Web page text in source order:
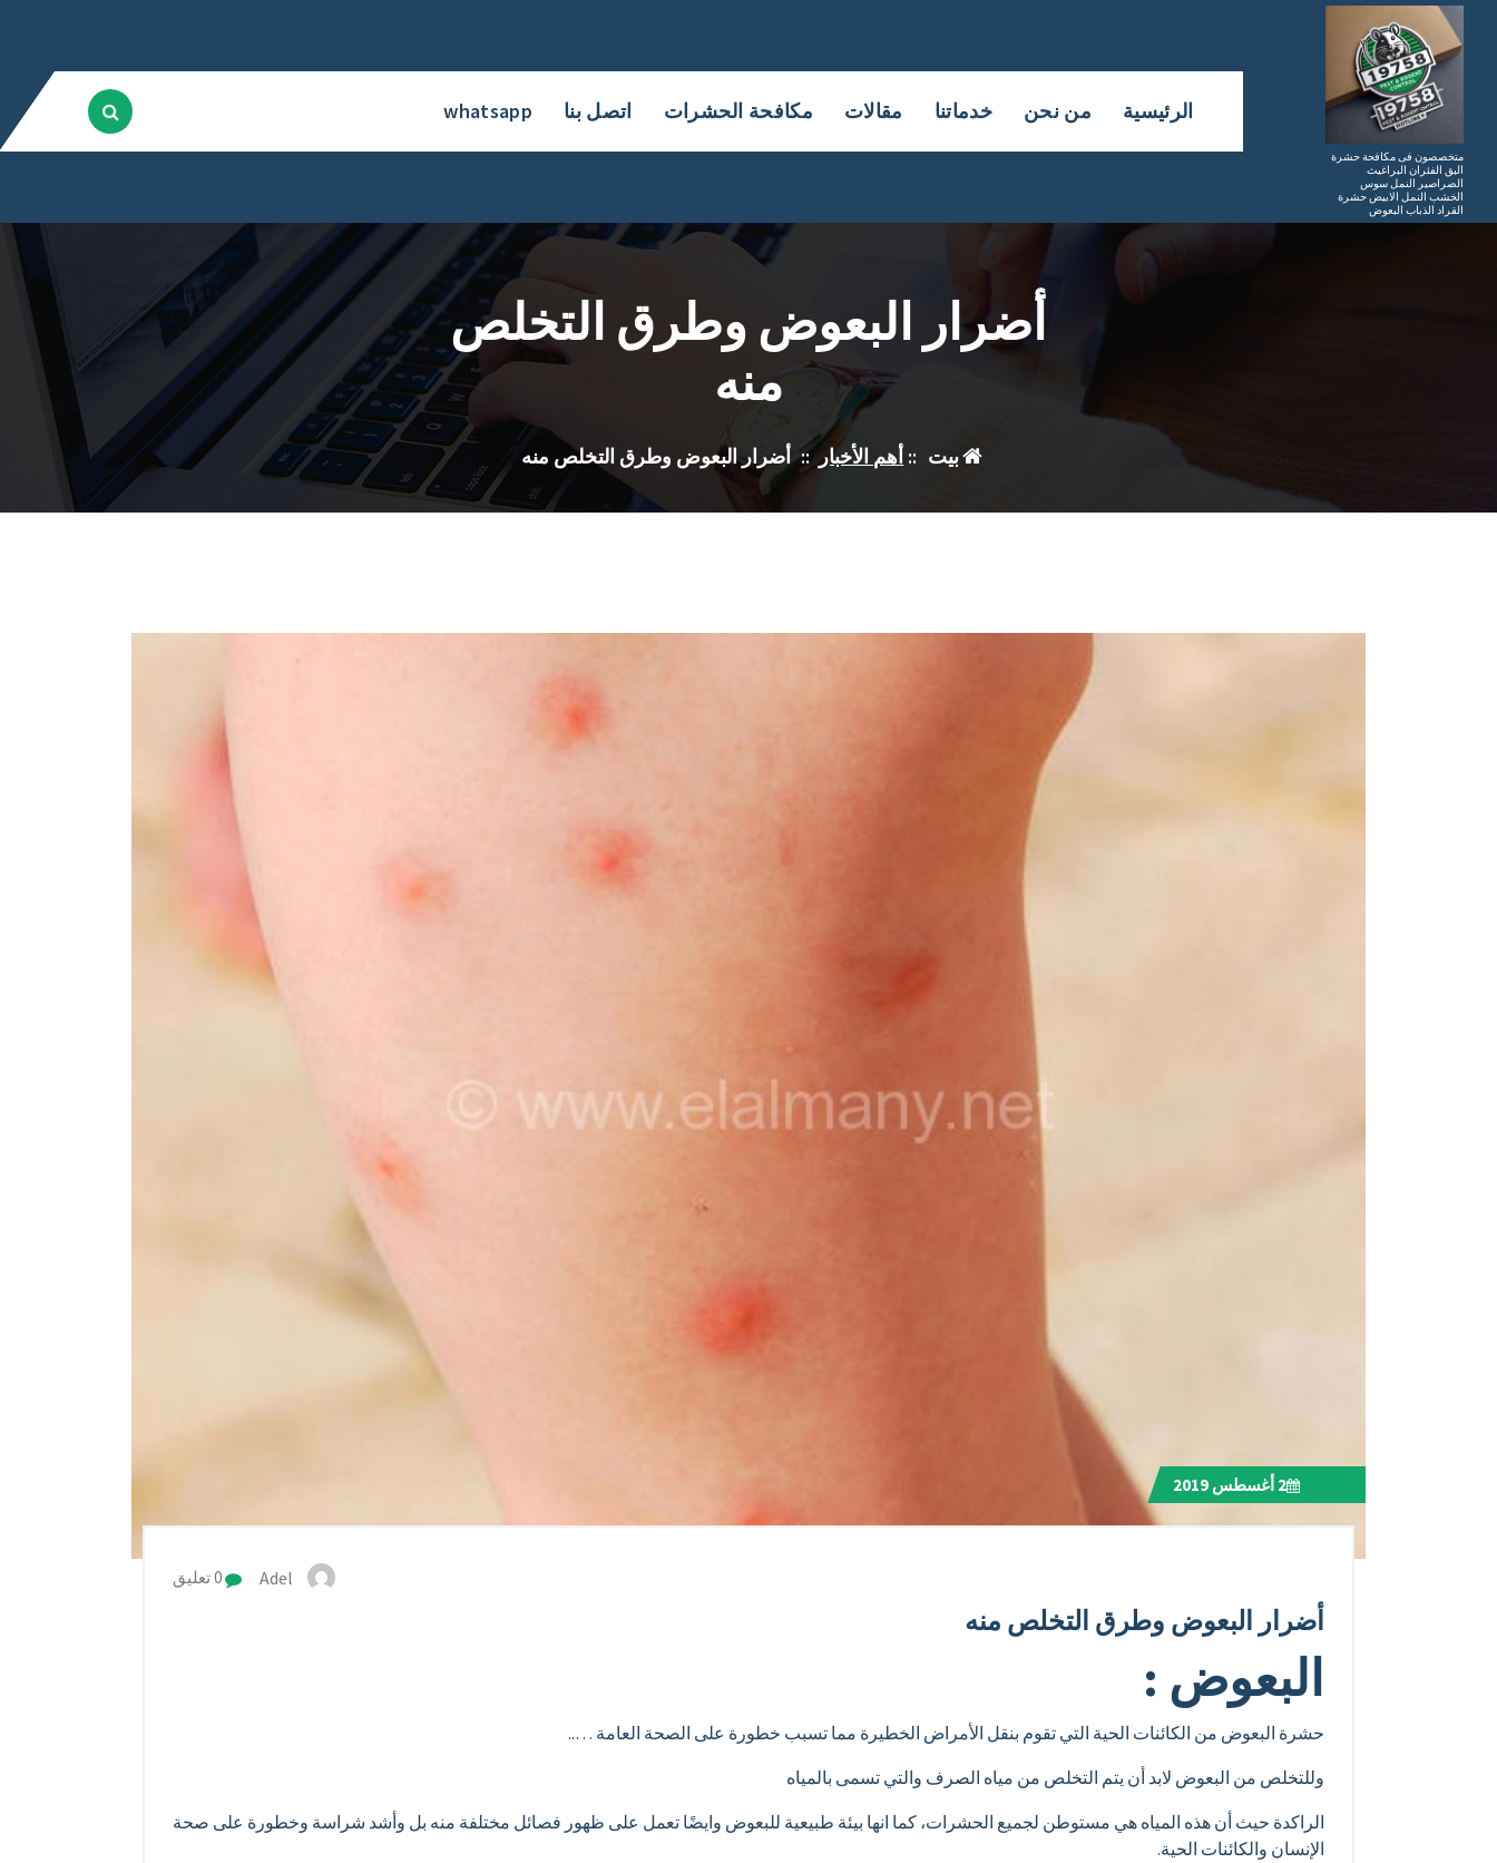
التجاوز
المحتوى
متخصصون فى مكافحة حشرة
البق الفئران البراغيث
الصراصير النمل سوس
الخشب النمل الابيض حشرة
القراد الذباب البعوض
الرئيسية من نحن خدماتنا مقالات مكافحة الحشرات اتصل بنا whatsapp
أضرار البعوض وطرق التخلص
منه
بيت :: أهم الأخبار :: أضرار البعوض وطرق التخلص منه
2 أغسطس 2019
Adel
أضرار البعوض وطرق التخلص منه
البعوض :
حشرة البعوض من الكائنات الحية التي تقوم بنقل الأمراض الخطيرة مما تسبب خطورة على الصحة العامة …..
وللتخلص من البعوض لابد أن يتم التخلص من مياه الصرف والتي تسمى بالمياه
الراكدة حيث أن هذه المياه هي مستوطن لجميع الحشرات، كما انها بيئة طبيعية للبعوض وايضًا تعمل على ظهور فصائل مختلفة منه بل وأشد شراسة وخطورة على صحة
الإنسان والكائنات الحية.